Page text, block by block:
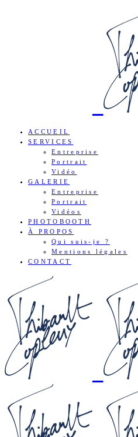
ACCUEIL
SERVICES
Entreprise
Portrait
Vidéo
GALERIE
Entreprise
Portrait
Vidéos
PHOTOBOOTH
À PROPOS
Qui suis-je ?
Mentions légales
CONTACT